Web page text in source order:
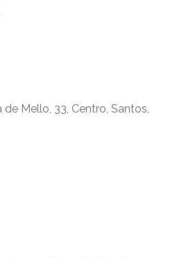
de Mello, 33, Centro, Santos,